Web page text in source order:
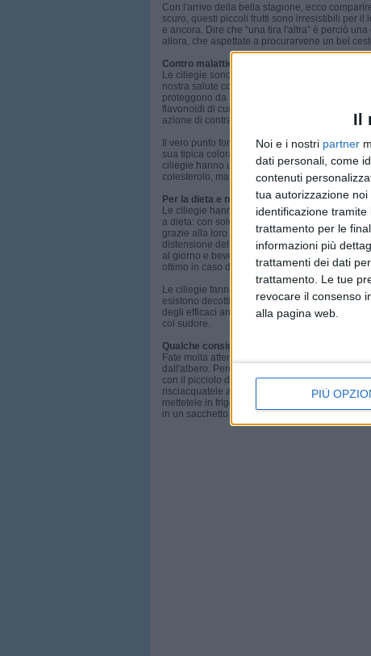
Il
Noi e i nostri partner
dati personali, come
contenuti
tua autorizzazione
identificazione
trattamento per le
informazioni più
trattamenti dei dati
trattamento. Le tue
revocare il consenso
alla pagina web.
PIÙ
Con l'arrivo della bella stagione, ecco
scuro, questi piccoli frutti sono irresistibili per
e ancora. Dire che “una tira l'altra” è perciò
allora, che aspettate a procurarvene un bel
Contro malattie e invecchiamento
Le ciliegie sono uno vero e proprio scrigno di
nostra salute come le vitamine A e C, sali
proteggono da malattie anche gravi come
flavonoidi di cui le ciliegie sono ricche,
azione di contrasto dei radicali liberi.
Il vero punto forte delle ciliegie sono però gli
sua tipica colorazione rossa, rendono la sua
ciliegie hanno un ottimo effetto antidolorifico e
colesterolo, ma senza gli effetti collaterali per
Per la dieta e non solo
Le ciliegie hanno un'azione efficace anche
a dieta: con solo 38 calorie per ogni 100
grazie alla loro ricchezza di fibre solubili, che
distensione delle pareti gastriche procurando
al giorno e bevete acqua in grande quantità.
ottimo in caso di stipsi e in caso di accumuli di
Le ciliegie fanno bene anche alla pelle: la
esistono decotti in grado di agire sulle pelli
degli efficaci anticarie. Inoltre sono dissetanti
col sudore.
Qualche consiglio
Fate molta attenzione perché le ciliegie, a
dall'albero. Perciò, al momento dell'acquisto,
con il picciolo dal colore verde vivo. Prima di
risciacquatele abbondantemente. Meglio
mettetele in frigo: le ciliegie sono, infatti, molto
in un sacchetto di carta e mai nella plastica.